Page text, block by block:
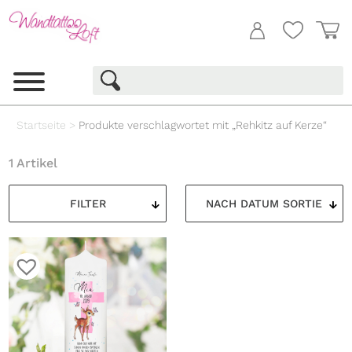
Startseite > Produkte verschlagwortet mit „Rehkitz auf Kerze“
FILTER
1 Artikel